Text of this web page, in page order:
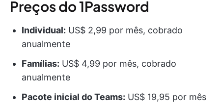
Preços do 1Password
Individual: US$ 2,99 por mês, cobrado
anualmente
Famílias: US$ 4,99 por mês, cobrado
anualmente
Pacote inicial do Teams: US$ 19,95 por mês